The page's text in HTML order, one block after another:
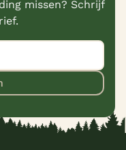
missen? Schrijf